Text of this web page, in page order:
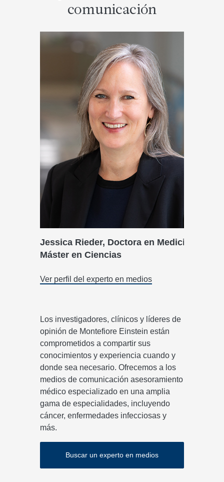
comunicación
Jessica Rieder, Doctora en Medicina,
Máster en Ciencias
Ver perfil del experto en medios
Los investigadores, clínicos y líderes de
opinión de Montefiore Einstein están
comprometidos a compartir sus
conocimientos y experiencia cuando y
donde sea necesario. Ofrecemos a los
medios de comunicación asesoramiento
médico especializado en una amplia
gama de especialidades, incluyendo
cáncer, enfermedades infecciosas y
más.
Buscar un experto en medios